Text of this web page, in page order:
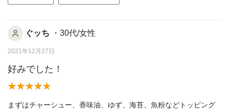
ぐッち ・30代/女性
2021年12月27日
好みでした！
まずはチャーシュー、香味油、ゆず、海苔、魚粉などトッピング